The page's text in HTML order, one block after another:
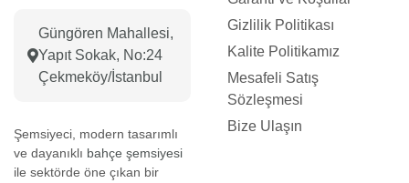
Güngören Mahallesi,
Yapıt Sokak, No:24
Çekmeköy/İstanbul
Şemsiyeci, modern tasarımlı
ve dayanıklı bahçe şemsiyesi
ile sektörde öne çıkan bir
Gizlilik Politikası
Kalite Politikamız
Mesafeli Satış
Sözleşmesi
Bize Ulaşın